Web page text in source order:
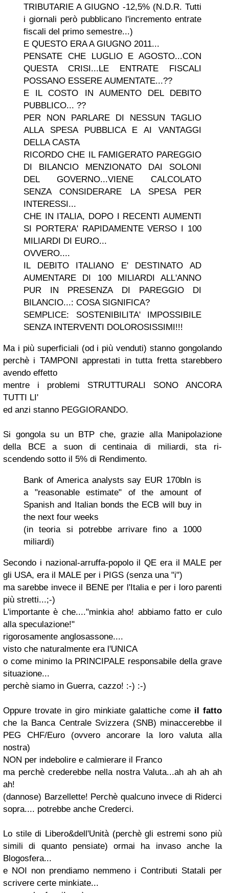
TRIBUTARIE A GIUGNO -12,5% (N.D.R. Tutti
i giornali però pubblicano l'incremento entrate
fiscali del primo semestre...)
E QUESTO ERA A GIUGNO 2011...
PENSATE CHE LUGLIO E AGOSTO...CON
QUESTA CRISI...LE ENTRATE FISCALI
POSSANO ESSERE AUMENTATE...??
E IL COSTO IN AUMENTO DEL DEBITO
PUBBLICO... ??
PER NON PARLARE DI NESSUN TAGLIO
ALLA SPESA PUBBLICA E AI VANTAGGI
DELLA CASTA
RICORDO CHE IL FAMIGERATO PAREGGIO
DI BILANCIO MENZIONATO DAI SOLONI
DEL GOVERNO...VIENE CALCOLATO
SENZA CONSIDERARE LA SPESA PER
INTERESSI...
CHE IN ITALIA, DOPO I RECENTI AUMENTI
SI PORTERA' RAPIDAMENTE VERSO I 100
MILIARDI DI EURO...
OVVERO....
IL DEBITO ITALIANO E' DESTINATO AD
AUMENTARE DI
100 MILIARDI ALL'ANNO
PUR IN PRESENZA DI PAREGGIO DI
BILANCIO...: COSA SIGNIFICA?
SEMPLICE: SOSTENIBILITA' IMPOSSIBILE
SENZA INTERVENTI DOLOROSISSIMI!!!
Ma i più superficiali (od i più venduti) stanno gongolando
perchè i TAMPONI apprestati in tutta fretta starebbero
avendo effetto
mentre i problemi STRUTTURALI SONO ANCORA
TUTTI LI'
ed anzi stanno PEGGIORANDO.
Si gongola su un BTP che, grazie alla Manipolazione
della BCE a suon di centinaia di miliardi, sta ri-
scendendo sotto il 5% di Rendimento.
Bank of America analysts say EUR 170bln is
a "reasonable estimate" of the amount of
Spanish and Italian bonds the ECB will buy in
the next four weeks
(in teoria si potrebbe arrivare fino a 1000
miliardi)
Secondo i nazional-arruffa-popolo il QE era il MALE per
gli USA, era il MALE per i PIGS (senza una "i")
ma sarebbe invece il BENE per l'Italia e per i loro parenti
più stretti...;-)
L'importante è che...."minkia aho! abbiamo fatto er culo
alla speculazione!"
rigorosamente anglosassone....
visto che naturalmente era l'UNICA
o come minimo la PRINCIPALE responsabile della grave
situazione...
perchè siamo in Guerra, cazzo! :-) :-)
Oppure trovate in giro minkiate galattiche come il fatto
che la Banca Centrale Svizzera (SNB) minaccerebbe il
PEG CHF/Euro (ovvero ancorare la loro valuta alla
nostra)
NON per indebolire e calmierare il Franco
ma perchè crederebbe nella nostra Valuta...ah ah ah ah
ah!
(dannose) Barzellette! Perchè qualcuno invece di Riderci
sopra.... potrebbe anche Crederci.
Lo stile di Libero&dell'Unità (perchè gli estremi sono più
simili di quanto pensiate) ormai ha invaso anche la
Blogosfera...
e NOI non prendiamo nemmeno i Contributi Statali per
scrivere certe minkiate...